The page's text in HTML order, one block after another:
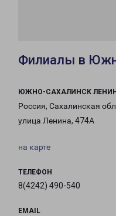
Филиалы в
ЮЖНО-САХАЛИНСК
Россия, Сахалинская
улица Ленина, 474А
на карте
ТЕЛЕФОН
8(4242) 490-540
EMAIL